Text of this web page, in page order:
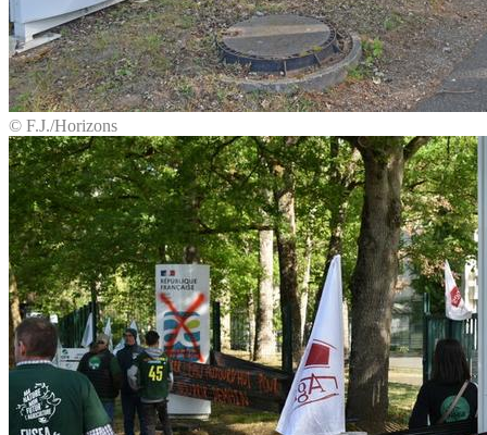
© F.J./Horizons